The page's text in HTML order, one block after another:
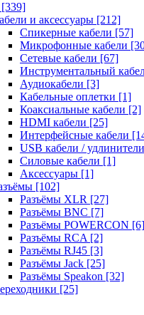
[339]
и аксессуары [212]
Спикерные кабели [57]
Микрофонные кабели
Сетевые кабели [67]
Инструментальный
Аудиокабели [3]
Кабельные оплетки [1]
Коаксиальные кабели [2]
HDMI кабели [25]
Интерфейсные кабели
USB кабели / удлинители
Силовые кабели [1]
Аксессуары [1]
[102]
Разъёмы XLR [27]
Разъёмы BNC [7]
Разъёмы POWERCON [6]
Разъёмы RCA [2]
Разъёмы RJ45 [3]
Разъёмы Jack [25]
Разъёмы Speakon [32]
[25]